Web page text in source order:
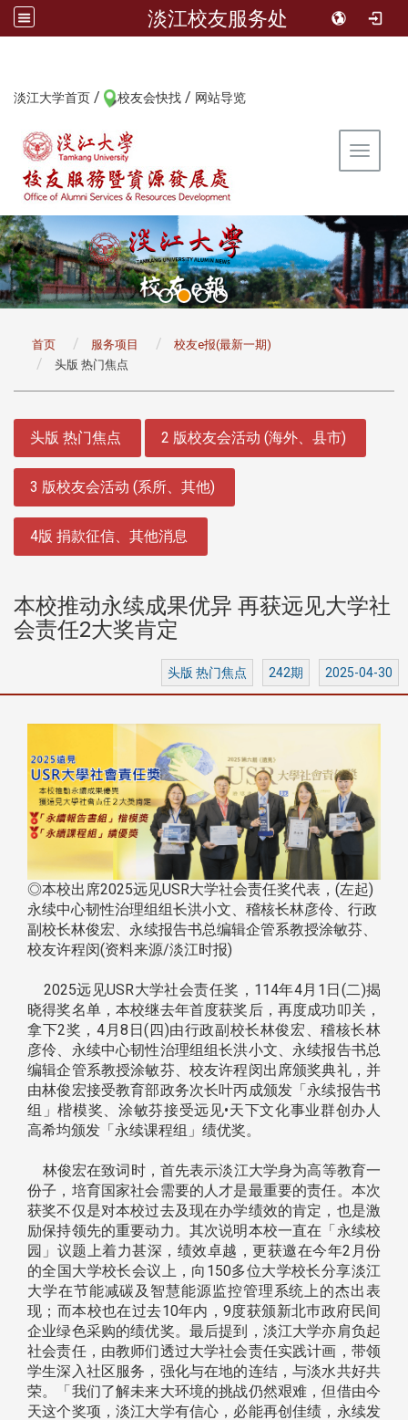
淡江校友服务处
淡江大学首页 / 校友会快找 / 网站导览
Toggle
首页 服务项目
校友e报(最新一期)
头版 热门焦点
头版 热门焦点 2 版校友会活动 (海外、县市)
3 版校友会活动 (系所、其他)
4版 捐款征信、其他消息
本校推动永续成果优异 再获远见大学社
会责任2大奖肯定
头版 热门焦点 242期 2025-04-30
◎本校出席2025远见USR大学社会责任奖代表，(左起)
永续中心韧性治理组组长洪小文、稽核长林彦伶、行政
副校长林俊宏、永续报告书总编辑企管系教授涂敏芬、
校友许程闵(资料来源/淡江时报)
2025远见USR大学社会责任奖，114年4月1日(二)揭
晓得奖名单，本校继去年首度获奖后，再度成功叩关，
拿下2奖，4月8日(四)由行政副校长林俊宏、稽核长林
彦伶、永续中心韧性治理组组长洪小文、永续报告书总
编辑企管系教授涂敏芬、校友许程闵出席颁奖典礼，并
由林俊宏接受教育部政务次长叶丙成颁发「永续报告书
组」楷模奖、涂敏芬接受远见•天下文化事业群创办人
高希均颁发「永续课程组」绩优奖。
林俊宏在致词时，首先表示淡江大学身为高等教育一
份子，培育国家社会需要的人才是最重要的责任。本次
获奖不仅是对本校过去及现在办学绩效的肯定，也是激
励保持领先的重要动力。其次说明本校一直在「永续校
园」议题上着力甚深，绩效卓越，更获邀在今年2月份
的全国大学校长会议上，向150多位大学校长分享淡江
大学在节能减碳及智慧能源监控管理系统上的杰出表
现；而本校也在过去10年内，9度获颁新北巿政府民间
企业绿色采购的绩优奖。最后提到，淡江大学亦肩负起
社会责任，由教师们透过大学社会责任实践计画，带领
学生深入社区服务，强化与在地的连结，与淡水共好共
荣。「我们了解未来大环境的挑战仍然艰难，但借由今
天这个奖项，淡江大学有信心，必能再创佳绩，永续发